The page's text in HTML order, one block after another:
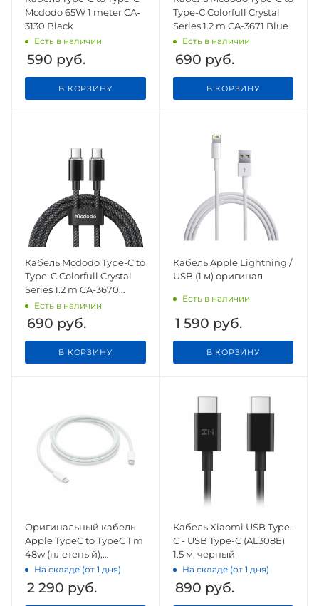
Mcdodo 65W 1 meter CA-
3130 Black
Есть в наличии
590 руб.
В КОРЗИНУ
Type-C Colorfull Crystal
Series 1.2 m CA-3671 Blue
Есть в наличии
690 руб.
В КОРЗИНУ
Кабель Mcdodo Type-C to
Type-C Colorfull Crystal
Series 1.2 m CA-3670
Black
Есть в наличии
690 руб.
В КОРЗИНУ
Кабель Apple Lightning /
USB (1 м) оригинал
Есть в наличии
1 590 руб.
В КОРЗИНУ
Оригинальный кабель
Apple TypeC to TypeC 1 m
48w (плетеный),
оригинал
На складе (от 1 дня)
2 290 руб.
Кабель Xiaomi USB Type-
C - USB Type-C (AL308E)
1.5 м, черный
На складе (от 1 дня)
890 руб.